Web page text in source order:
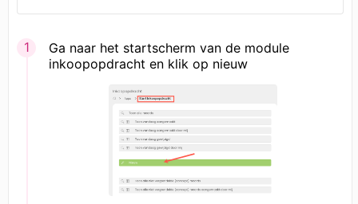
Ga naar het startscherm van de module
inkoopopdracht en klik op nieuw